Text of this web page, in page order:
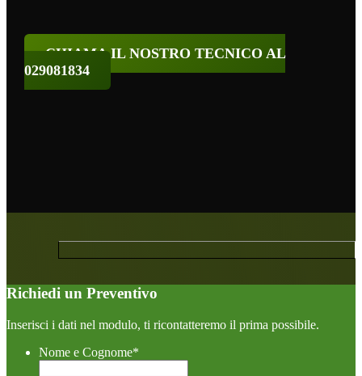
CHIAMA IL NOSTRO TECNICO AL
029081834
Richiedi un Preventivo
Inserisci i dati nel modulo, ti ricontatteremo il prima possibile.
Nome e Cognome*